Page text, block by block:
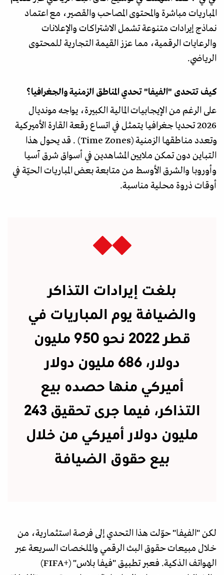
المباريات مباشرة والمحتوى المصاحب والقصير، مع اعتماد
نماذج إيرادات متنوعة تشمل الاشتراكات والإعلانات
والرعايات الرقمية، مما عزز القيمة التجارية للمحتوى
الرياضي.
كيف تتحدى "الفيفا" تحدي المناطق الزمنية والجغرافيا؟
على الرغم من الإيجابيات المالية الكبيرة، يواجه مونديال
2026 تحديا جغرافيا يتمثل في اتساع رقعة القارة الأميركية
وتعدد مناطقها الزمنية (Time Zones) . قد يحول هذا
التباين دون تمكن ملايين المشاهدين في أسواق شرق آسيا
وأوروبا والشرق الأوسط من متابعة بعض المباريات الحيّة في
أوقات ذروة محلية مناسبة.
بلغت إيرادات التذاكر
والضيافة يوم المباريات في
قطر 2022 نحو 950 مليون
دولار، 686 مليون دولار
أميركي منها حصده بيع
التذاكر، فيما جرى تحقيق 243
مليون دولار أميركي من خلال
بيع حقوق الضيافة
لكن "الفيفا" حوّلت هذا التحدي إلى فرصة استثمارية، من
خلال مبيعات حقوق البث الرقمي والملخصات السريعة عبر
الهواتف الذكية. فعبر تطبيق "فيفا بلاس" (+FIFA)